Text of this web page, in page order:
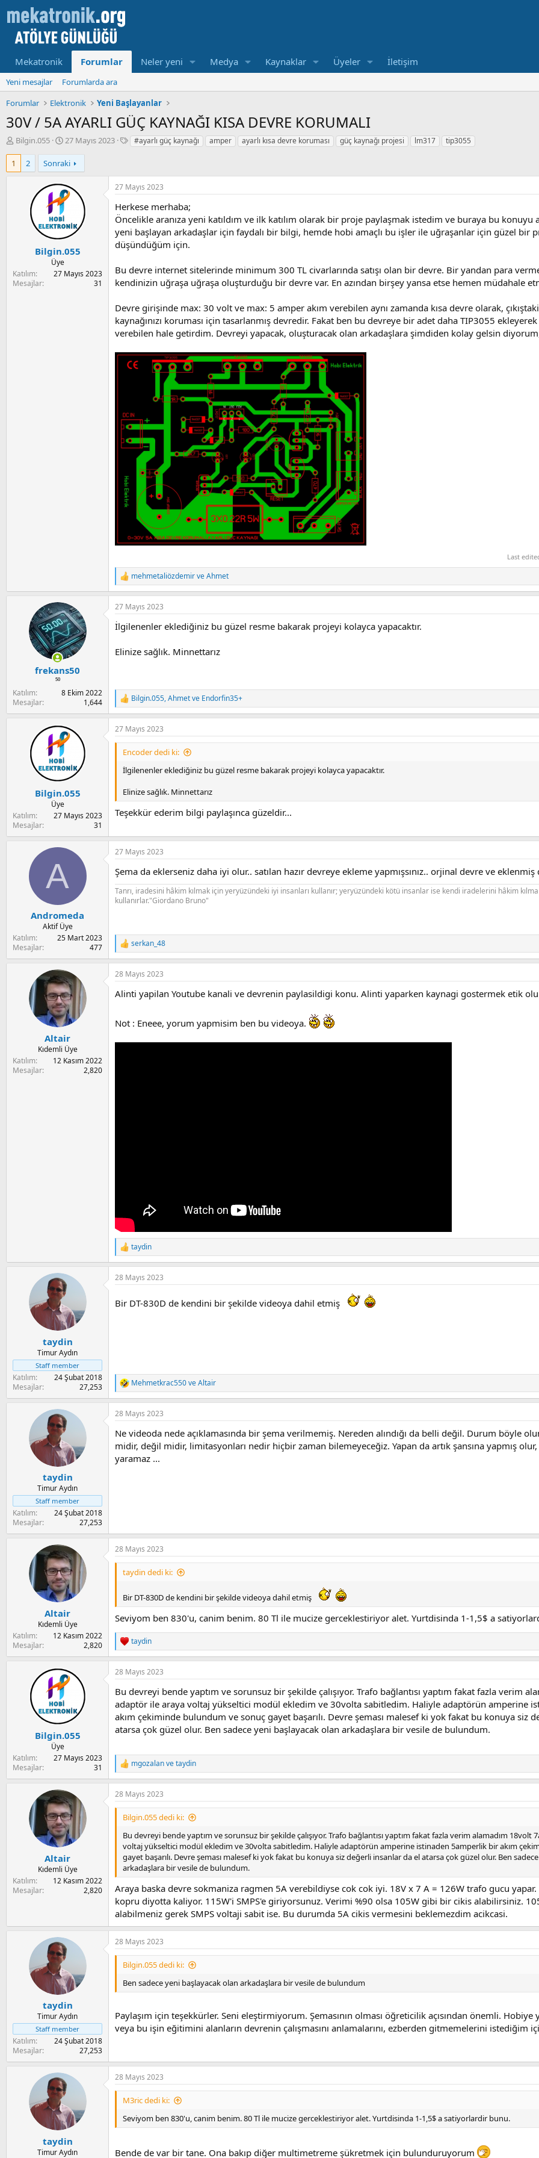
Mekatronik Forumlar Neler yeni Medya Kaynaklar Üyeler İletişim
Yeni mesajlar
Forumlarda ara
Forumlar
Elektronik Yeni Başlayanlar
30V / 5A AYARLI GÜÇ KAYNAĞI KISA DEVRE KORUMALI
K
u
a
n
Bilgin.055
B
ş
l
a
m
a
a
r
i
i
27 Mayıs 2023
E
e
t
l
e
r
#ayarlı güç kaynağı amper ayarlı kısa devre koruması güç kaynağı projesi lm317 tip3055
1 2 Sonraki
Bilgin.055
Üye
Katılım
27 Mayıs 2023
Mesajlar
31
27 Mayıs 2023
Herkese merhaba;
Öncelikle aranıza yeni katıldım ve ilk katılım olarak bir proje paylaşmak istedim ve buraya bu konuyu
yeni başlayan arkadaşlar için faydalı bir bilgi, hemde hobi amaçlı bu işler ile uğraşanlar için güzel bir
düşündüğüm için.
Bu devre internet sitelerinde minimum 300 TL civarlarında satışı olan bir devre. Bir yandan para
kendinizin uğraşa uğraşa oluşturduğu bir devre var. En azından birşey yansa etse hemen müdahale
Devre girişinde max: 30 volt ve max: 5 amper akım verebilen aynı zamanda kısa devre olarak,
kaynağınızı koruması için tasarlanmış devredir. Fakat ben bu devreye bir adet daha TIP3055
verebilen hale getirdim. Devreyi yapacak, oluşturacak olan arkadaşlara şimdiden kolay gelsin
Last
R
e
a
c
i
n
s
mehmetaliözdemirveAhmet
frekans50
⁵⁰
Katılım
8 Ekim 2022
Mesajlar
1,644
27 Mayıs 2023
İlgilenenler eklediğiniz bu güzel resme bakarak projeyi kolayca yapacaktır.
Elinize sağlık. Minnettarız
R
e
a
c
t
n
Bilgin.055,Ahmetve Endorfin35+
Bilgin.055
Üye
Katılım
27 Mayıs 2023
Mesajlar
31
27 Mayıs 2023
Encoder dedi ki:
İlgilenenler eklediğiniz bu güzel resme bakarak projeyi kolayca yapacaktır.
Elinize sağlık. Minnettarız
Teşekkür ederim bilgi paylaşınca güzeldir...
A
Andromeda
Aktif Üye
Katılım
25 Mart 2023
Mesajlar
477
27 Mayıs 2023
Şema da eklerseniz daha iyi olur.. satılan hazır devreye ekleme yapmışsınız.. orjinal devre ve
Tanrı, iradesini hâkim kılmak için yeryüzündeki iyi insanları kullanır; yeryüzündeki kötü insanlar ise kendi iradelerini hâkim
kullanırlar."Giordano Bruno"
R
e
a
c
i
s
serkan_48
Altair
Kıdemli Üye
Katılım
12 Kasım 2022
Mesajlar
2,820
28 Mayıs 2023
Alinti yapilan Youtube kanali ve devrenin paylasildigi konu. Alinti yaparken kaynagi gostermek etik
Not : Eneee, yorum yapmisim ben bu videoya.
R
e
a
c
i
o
taydin
taydin
Timur Aydın
Staff member
Katılım
24 Şubat 2018
Mesajlar
27,253
28 Mayıs 2023
Bir DT-830D de kendini bir şekilde videoya dahil etmiş
R
e
a
c
i
o
s
Mehmetkrac550veAltair
taydin
Timur Aydın
Staff member
Katılım
24 Şubat 2018
Mesajlar
27,253
28 Mayıs 2023
Ne videoda nede açıklamasında bir şema verilmemiş. Nereden alındığı da belli değil. Durum böyle
midir, değil midir, limitasyonları nedir hiçbir zaman bilemeyeceğiz. Yapan da artık şansına yapmış
yaramaz ...
Altair
Kıdemli Üye
Katılım
12 Kasım 2022
Mesajlar
2,820
28 Mayıs 2023
taydin dedi ki:
Bir DT-830D de kendini bir şekilde videoya dahil etmiş
Seviyom ben 830'u, canim benim. 80 Tl ile mucize gerceklestiriyor alet. Yurtdisinda 1-1,5$ a
R
e
a
c
i
o
n
s
:
taydin
Bilgin.055
Üye
Katılım
27 Mayıs 2023
Mesajlar
31
28 Mayıs 2023
Bu devreyi bende yaptım ve sorunsuz bir şekilde çalışıyor. Trafo bağlantısı yaptım fakat fazla verim
adaptör ile araya voltaj yükseltici modül ekledim ve 30volta sabitledim. Haliyle adaptörün amperine
akım çekiminde bulundum ve sonuç gayet başarılı. Devre şeması malesef ki yok fakat bu konuya siz
atarsa çok güzel olur. Ben sadece yeni başlayacak olan arkadaşlara bir vesile de bulundum.
R
e
a
c
t
mgozalanvetaydin
Altair
Kıdemli Üye
Katılım
12 Kasım 2022
Mesajlar
2,820
28 Mayıs 2023
Bilgin.055 dedi ki:
Bu devreyi bende yaptım ve sorunsuz bir şekilde çalışıyor. Trafo bağlantısı yaptım fakat fazla verim alamadım
voltaj yükseltici modül ekledim ve 30volta sabitledim. Haliyle adaptörün amperine istinaden 5amperlik bir akım
gayet başarılı. Devre şeması malesef ki yok fakat bu konuya siz değerli insanlar da el atarsa çok güzel olur. Ben
arkadaşlara bir vesile de bulundum.
Araya baska devre sokmaniza ragmen 5A verebildiyse cok cok iyi. 18V x 7 A = 126W trafo gucu
kopru diyotta kaliyor. 115W'i SMPS'e giriyorsunuz. Verimi %90 olsa 105W gibi bir cikis alabilirsiniz.
alabilmeniz gerek SMPS voltaji sabit ise. Bu durumda 5A cikis vermesini beklemezdim acikcasi.
taydin
Timur Aydın
Staff member
Katılım
24 Şubat 2018
Mesajlar
27,253
28 Mayıs 2023
Bilgin.055 dedi ki:
Ben sadece yeni başlayacak olan arkadaşlara bir vesile de bulundum
Paylaşım için teşekkürler. Seni eleştirmiyorum. Şemasının olması öğreticilik açısından önemli.
veya bu işin eğitimini alanların devrenin çalışmasını anlamalarını, ezberden gitmemelerini istediğim
taydin
Timur Aydın
28 Mayıs 2023
M3ric dedi ki:
Seviyom ben 830'u, canim benim. 80 Tl ile mucize gerceklestiriyor alet. Yurtdisinda 1-1,5$ a satiyorlardir bunu.
Bende de var bir tane. Ona bakıp diğer multimetreme şükretmek için bulunduruyorum